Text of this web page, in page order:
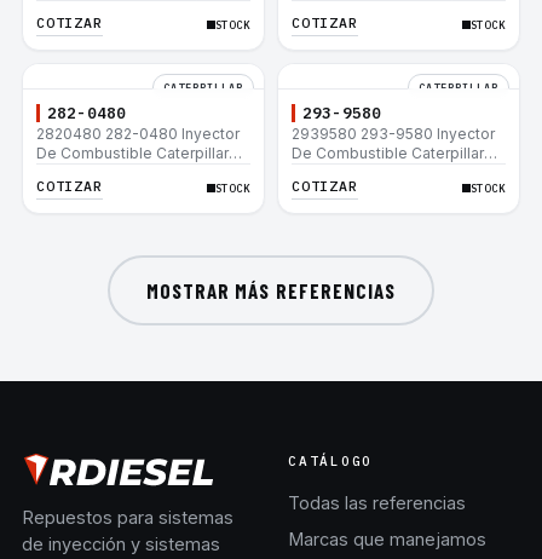
COTIZAR STOCK COTIZAR STOCK
CATERPILLAR
282-0480
2820480 282-0480 Inyector
De Combustible Caterpillar®
COTIZAR STOCK
CATERPILLAR
293-9580
2939580 293-9580 Inyector
De Combustible Caterpillar®
COTIZAR STOCK
MOSTRAR MÁS REFERENCIAS
Repuestos para sistemas
de inyección y sistemas
CATÁLOGO
Todas las referencias
Marcas que manejamos